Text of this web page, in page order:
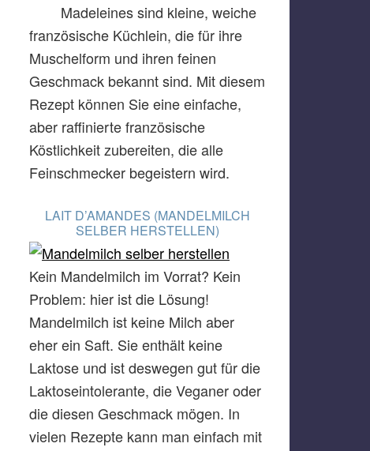
Madeleines sind kleine, weiche
französische Küchlein, die für ihre
Muschelform und ihren feinen
Geschmack bekannt sind. Mit diesem
Rezept können Sie eine einfache,
aber raffinierte französische
Köstlichkeit zubereiten, die alle
Feinschmecker begeistern wird.
LAIT D’AMANDES (MANDELMILCH
SELBER HERSTELLEN)
Kein Mandelmilch im Vorrat? Kein
Problem: hier ist die Lösung!
Mandelmilch ist keine Milch aber
eher ein Saft. Sie enthält keine
Laktose und ist deswegen gut für die
Laktoseintolerante, die Veganer oder
die diesen Geschmack mögen. In
vielen Rezepte kann man einfach mit